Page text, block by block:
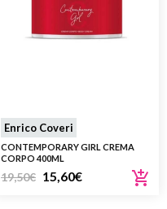
Enrico Coveri
CONTEMPORARY GIRL CREMA
CORPO 400ML
19,50€ 15,60€